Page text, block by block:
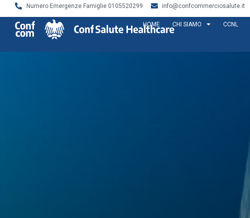
Numero Emergenze Famiglie 0105520299 info@confcommerciosalute.it
HOME CHI SIAMO CCNL